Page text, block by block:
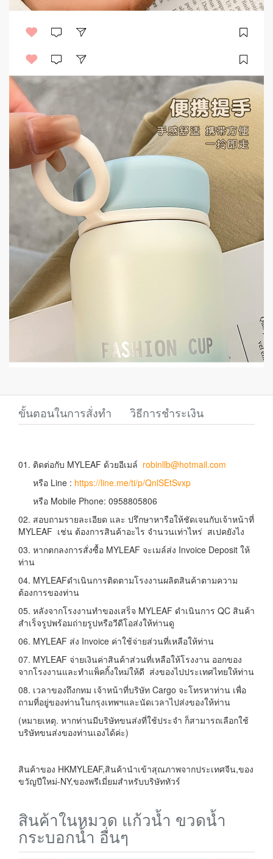
ขั้นตอนในการสั่งทำ วิธีการชำระเงิน
01. ติดต่อกับ MYLEAF ด้วยอีเมล์ robinllb@hotmail.com
หรือ Line : https://line.me/ti/p/QnlSEtSvxp
หรือ Mobile Phone: 0958805806
02. สอบถามรายละเอียด และ ปรึกษาหารือให้ชัดเจนกับเจ้าหน้าที่
MYLEAF เช่น ต้องการสินค้าอะไร จำนวนเท่าไหร่ สเปคยังไง
03. หากตกลงการสั่งซื้อ MYLEAF จะเมล์ส่ง Invoice Deposit ให้
ท่าน
04. MYLEAFดำเนินการติดตามโรงงานผลิตสินค้าตามความ
ต้องการของท่าน
05. หลังจากโรงงานทำของเสร็จ MYLEAF ดำเนินการ QC สินค้า
สำเร็จรูปพร้อมถ่ายรูปหรือวีดีโอส่งให้ท่านดู
06. MYLEAF ส่ง Invoice ค่าใช้จ่ายส่วนที่เหลือให้ท่าน
07. MYLEAF จ่ายเงินค่าสินค้าส่วนที่เหลือให้โรงงาน ออกของ
จากโรงงานและทำแพ็คกิ้งใหม่ให้ดี ส่งของไปประเทศไทยให้ท่าน
08. เวลาของถึงกทม เจ้าหน้าที่บริษัท Cargo จะโทรหาท่าน เพื่อ
ถามที่อยู่ของท่านในกรุงเทพฯและนัดเวลาไปส่งของให้ท่าน
(หมายเหตุ. หากท่านมีบริษัทขนส่งที่ใช้ประจำ ก็สามารถเลือกใช้
บริษัทขนส่งของท่านเองได้ค่ะ)
สินค้าของ HKMYLEAF,สินค้านำเข้าสุณภาพจากประเทศจีน,ของ
ขวัญปีใหม่-NY,ของพรีเมี่ยมสำหรับบริษัททัวร์
สินค้าในหมวด แก้วน้ำ ขวดน้ำ
กระบอกน้ำ อื่นๆ